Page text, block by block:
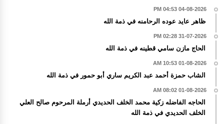
04-08-2026 04:53 PM
ظاهر عايد عوده الرحامنه في ذمة الله
31-07-2026 02:28 PM
الحاج مازن سامي قطينه في ذمة الله
01-08-2026 10:53 AM
الشاب حمزة أحمد عبد الكريم ساري أبو حمور في ذمة الله
01-08-2026 08:02 AM
الحاجه الفاضله زكية محمد الخلف الحديدي أرملة المرحوم صالح العلي
الخلف الحديدي في ذمة الله